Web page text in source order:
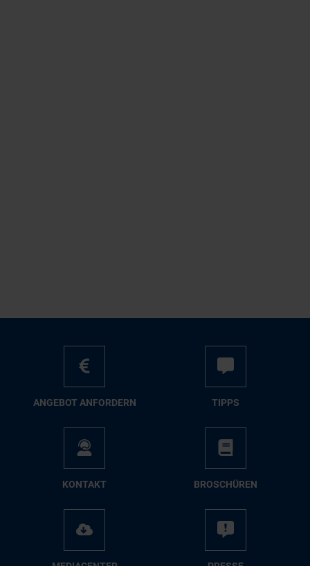
AN­GE­BOT AN­FOR­DERN TIPPS
KON­TAKT BRO­SCHÜ­REN